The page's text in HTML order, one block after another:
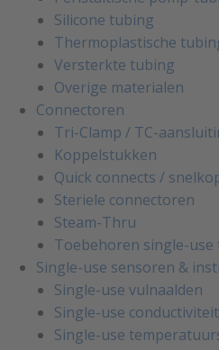
Silicone tubing
Thermoplastische
Versterkte tubing
Overige materialen
Connectoren
Tri-Clamp / TC-
Koppelstukken
Quick connects /
Steriele connectoren
Steam-Thru
Toebehoren single-use
Single-use sensoren &
Single-use vulnaalden
Single-use
Single-use